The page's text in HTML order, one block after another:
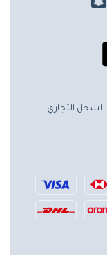
السجل التجاري